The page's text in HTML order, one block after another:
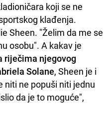
koji se ne
klađenja.
Sheen. "Želim da me se
osobu". A kakav je
riječima njegovog
Solane, Sheen je i
niti ne popuši niti jednu
da je to moguće",